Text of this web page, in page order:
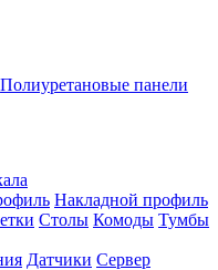
Полиуретановые панели
Накладной профиль
Столы Комоды Тумбы
Датчики Сервер